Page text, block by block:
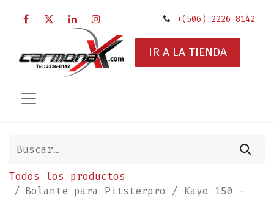
+(506) 2226-8142
IR A LA TIENDA
Todos los productos
Bolante para Pitsterpro / Kayo 150 -